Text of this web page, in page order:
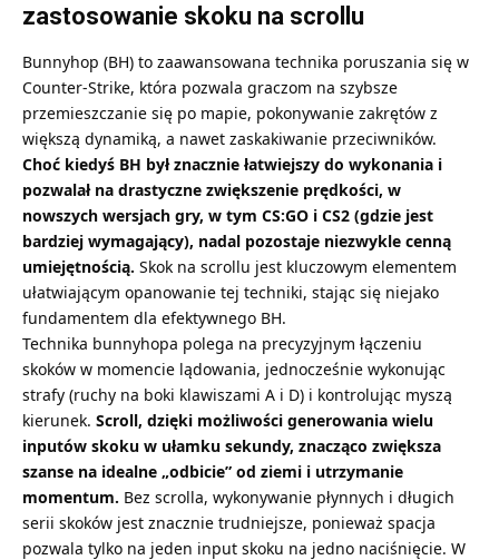
zastosowanie skoku na scrollu
Bunnyhop (BH) to zaawansowana technika poruszania się w
Counter-Strike, która pozwala graczom na szybsze
przemieszczanie się po mapie, pokonywanie zakrętów z
większą dynamiką, a nawet zaskakiwanie przeciwników.
Choć kiedyś BH był znacznie łatwiejszy do wykonania i
pozwalał na drastyczne zwiększenie prędkości, w
nowszych wersjach gry, w tym CS:GO i CS2 (gdzie jest
bardziej wymagający), nadal pozostaje niezwykle cenną
umiejętnością. Skok na scrollu jest kluczowym elementem
ułatwiającym opanowanie tej techniki, stając się niejako
fundamentem dla efektywnego BH.
Technika bunnyhopa polega na precyzyjnym łączeniu
skoków w momencie lądowania, jednocześnie wykonując
strafy (ruchy na boki klawiszami A i D) i kontrolując myszą
kierunek. Scroll, dzięki możliwości generowania wielu
inputów skoku w ułamku sekundy, znacząco zwiększa
szanse na idealne „odbicie” od ziemi i utrzymanie
momentum. Bez scrolla, wykonywanie płynnych i długich
serii skoków jest znacznie trudniejsze, ponieważ spacja
pozwala tylko na jeden input skoku na jedno naciśnięcie. W